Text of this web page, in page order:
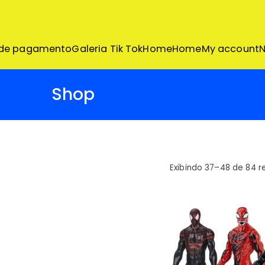
conteúdo
pagamentoGaleria Tik TokHomeHomeMy account
Shop
Exibindo 37–48 de 84